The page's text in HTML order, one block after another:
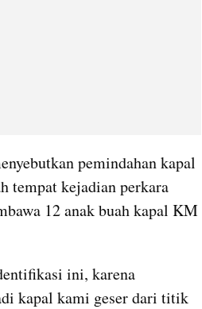
pemindahan kapal
tempat kejadian perkara
12 anak buah kapal KM
ini, karena
kapal kami geser dari titik